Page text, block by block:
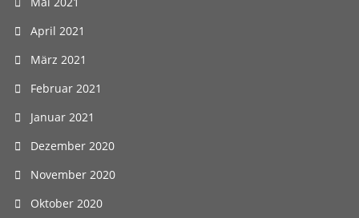
April 2021
März 2021
Februar 2021
Januar 2021
Dezember 2020
November 2020
Oktober 2020